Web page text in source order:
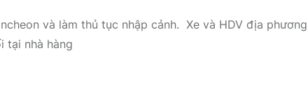
và làm thủ tục nhập cảnh. Xe và HDV địa phương
tại nhà hàng